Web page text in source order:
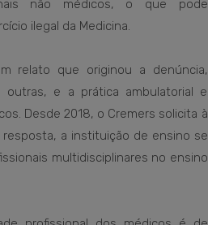
não médicos, o que pode
ilegal da Medicina.
relato que originou a denúncia,
outras, e a prática ambulatorial e
Desde 2018, o Cremers solicita à
a instituição de ensino se
multidisciplinares no ensino